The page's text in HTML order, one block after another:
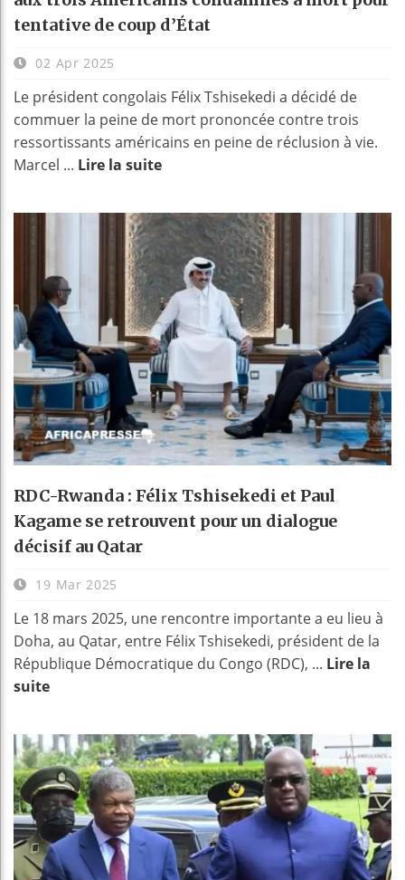
tentative de coup d’État
02 Apr 2025
Le président congolais Félix Tshisekedi a décidé de
commuer la peine de mort prononcée contre trois
ressortissants américains en peine de réclusion à vie.
Marcel ... Lire la suite
RDC-Rwanda : Félix Tshisekedi et Paul
Kagame se retrouvent pour un dialogue
décisif au Qatar
19 Mar 2025
Le 18 mars 2025, une rencontre importante a eu lieu à
Doha, au Qatar, entre Félix Tshisekedi, président de la
République Démocratique du Congo (RDC), ... Lire la
suite